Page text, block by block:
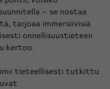
– se nostaa
tarjoaa immersiivisiä
onnellisuustieteen
kertoo.
tieteellisesti tutkittu